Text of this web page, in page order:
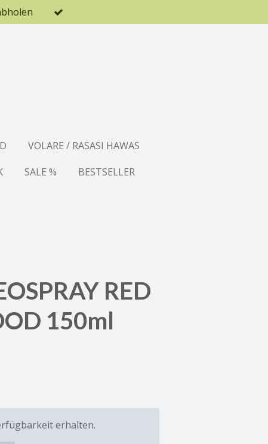
VOLARE / RASASI HAWAS
SALE %
BESTSELLER
RED
150ml
erhalten.